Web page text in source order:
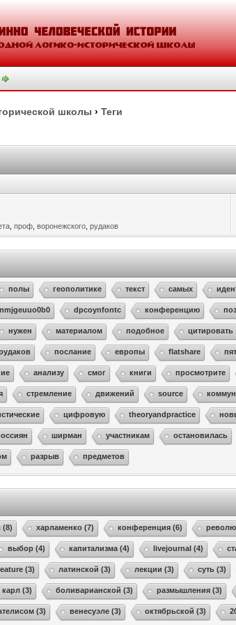
школы ›Теги
,проф ,воронежского ,рудаков
полы геополитике текст самых
nmjgeuuo0b0 dpcoynfontc конференцию
нужен материалом подобное цитировать
послание европы flatshare
анализу смог книги просмотрите
стремление движений source
цифровую theoryandpractice
ширман участникам остановилась
разрыв предметов
(8) харламенко (7) конференция (6)
выбор (4) капитализма (4) livejournal (4)
(3) латинской (3) лекции (3) суть (3)
карл (3) боливарианской (3) размышления (3)
(3) венесуэле (3) октябрьской (3)